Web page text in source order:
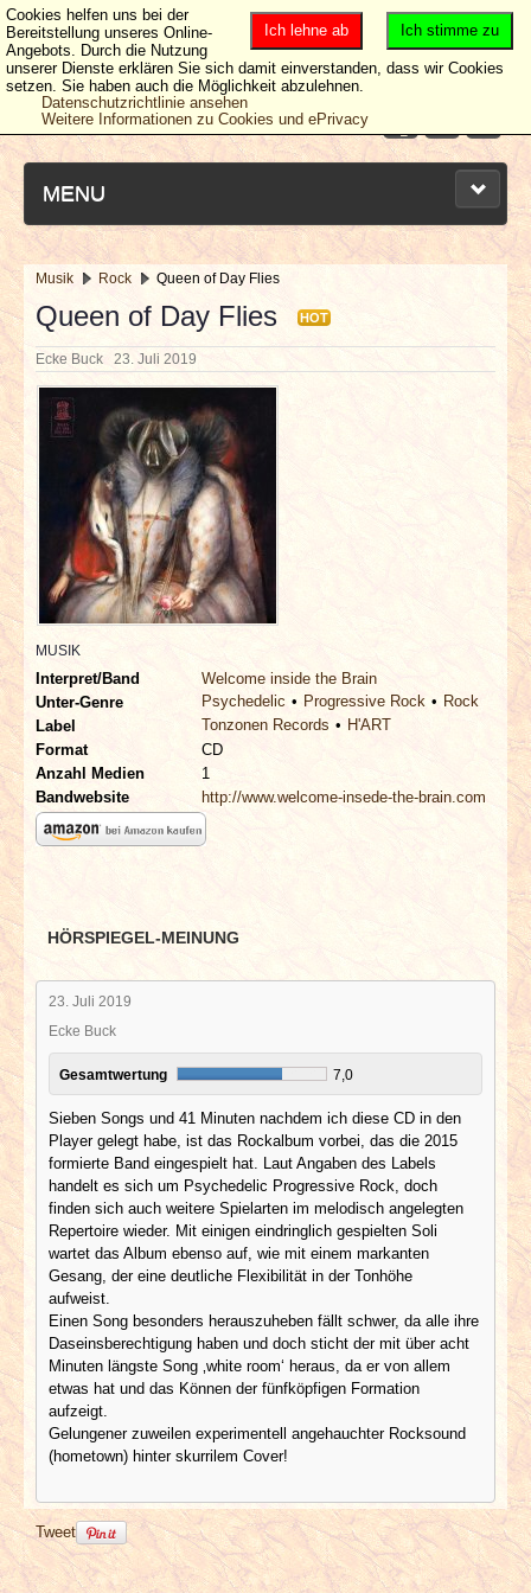
MENU
NEUESTE ARTIKEL
NEWS & DATES
BERICHTE
VERLOSUNGEN
INTERVIEWS
SPECIALS
REDAKTION
LINKS
ARCHIV
Musik Rock Queen of Day Flies
Queen of Day Flies HOT
Ecke Buck 23. Juli 2019
MUSIK
Interpret/Band
Welcome inside the Brain
Unter-Genre
Psychedelic Progressive Rock
Rock
Label
Tonzonen Records
H'ART
Format
CD
Anzahl Medien
1
Bandwebsite
http://www.welcome-insede-the-brain.com
HÖRSPIEGEL-MEINUNG
23. Juli 2019
Ecke Buck
Gesamtwertung 7,0
Sieben Songs und 41 Minuten nachdem ich diese CD in den
Player gelegt habe, ist das Rockalbum vorbei, das die 2015
formierte Band eingespielt hat. Laut Angaben des Labels
handelt es sich um Psychedelic Progressive Rock, doch
finden sich auch weitere Spielarten im melodisch angelegten
Repertoire wieder. Mit einigen eindringlich gespielten Soli
wartet das Album ebenso auf, wie mit einem markanten
Gesang, der eine deutliche Flexibilität in der Tonhöhe
aufweist.
Einen Song besonders herauszuheben fällt schwer, da alle ihre
Daseinsberechtigung haben und doch sticht der mit über acht
Minuten längste Song ‚white room‘ heraus, da er von allem
etwas hat und das Können der fünfköpfigen Formation
aufzeigt.
Gelungener zuweilen experimentell angehauchter Rocksound
(hometown) hinter skurrilem Cover!
Tweet
Ich stimme zu
Ich lehne ab
Cookies helfen uns bei der
Bereitstellung unseres Online-
Angebots. Durch die Nutzung
unserer Dienste erklären Sie sich damit einverstanden, dass wir Cookies
setzen. Sie haben auch die Möglichkeit abzulehnen.
Datenschutzrichtlinie ansehen
Weitere Informationen zu Cookies und ePrivacy